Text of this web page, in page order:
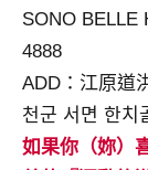
SONO BELLE
4888
ADD：江原道
천군 서면 한치
如果你（妳）